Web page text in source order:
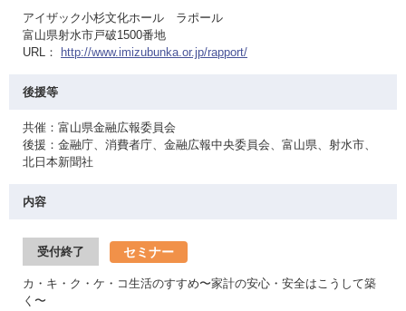
アイザック小杉文化ホール ラポール
富山県射水市戸破1500番地
URL：
http://www.imizubunka.or.jp/rapport/
後援等
共催：富山県金融広報委員会
後援：金融庁、消費者庁、金融広報中央委員会、富山県、射水市、
北日本新聞社
内容
受付終了 セミナー
カ・キ・ク・ケ・コ生活のすすめ〜家計の安心・安全はこうして築
く〜